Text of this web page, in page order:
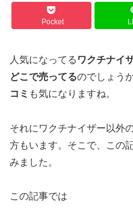
Pocket
人気になってる ワクチナイ
どこで売ってるのでしょう
コミ も気になりますね。
それにワクチナイザー以外
方もいます。そこで、この
みました。
この記事では